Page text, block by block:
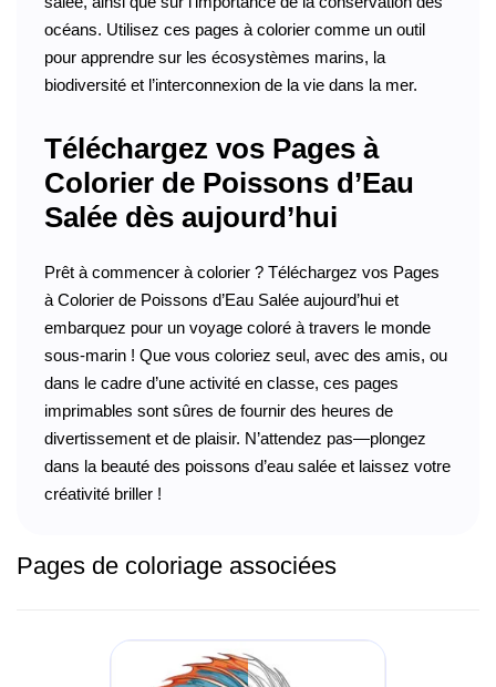
océans. Utilisez ces pages à colorier comme un outil
pour apprendre sur les écosystèmes marins, la
biodiversité et l’interconnexion de la vie dans la mer.
Téléchargez vos Pages à
Colorier de Poissons d’Eau
Salée dès aujourd’hui
Prêt à commencer à colorier ? Téléchargez vos Pages
à Colorier de Poissons d’Eau Salée aujourd’hui et
embarquez pour un voyage coloré à travers le monde
sous-marin ! Que vous coloriez seul, avec des amis, ou
dans le cadre d’une activité en classe, ces pages
imprimables sont sûres de fournir des heures de
divertissement et de plaisir. N’attendez pas—plongez
dans la beauté des poissons d’eau salée et laissez votre
créativité briller !
Pages de coloriage associées